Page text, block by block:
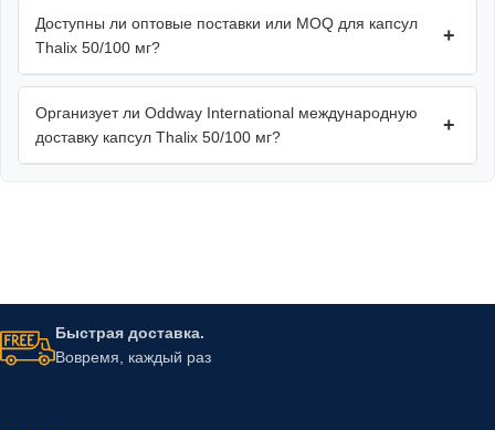
Доступны ли оптовые поставки или MOQ для капсул
Thalix 50/100 мг?
+
Организует ли Oddway International международную
доставку капсул Thalix 50/100 мг?
+
Быстрая доставка.
Вовремя, каждый раз